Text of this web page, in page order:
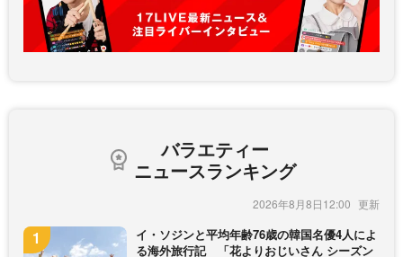
バラエティー
ニュースランキング
2026年8月8日12:00
イ・ソジンと平均年齢76歳の韓国名優4人によ
る海外旅行記 「花よりおじいさん シーズン